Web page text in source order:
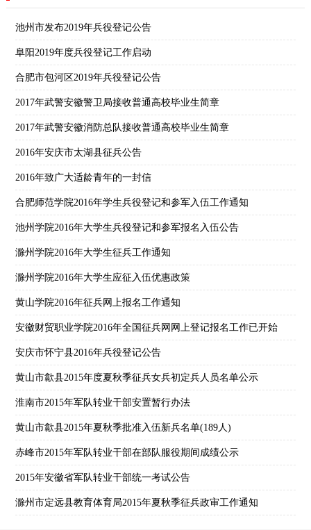
池州市发布2019年兵役登记公告
阜阳2019年度兵役登记工作启动
合肥市包河区2019年兵役登记公告
2017年武警安徽警卫局接收普通高校毕业生简章
2017年武警安徽消防总队接收普通高校毕业生简章
2016年安庆市太湖县征兵公告
2016年致广大适龄青年的一封信
合肥师范学院2016年学生兵役登记和参军入伍工作通知
池州学院2016年大学生兵役登记和参军报名入伍公告
滁州学院2016年大学生征兵工作通知
滁州学院2016年大学生应征入伍优惠政策
黄山学院2016年征兵网上报名工作通知
安徽财贸职业学院2016年全国征兵网网上登记报名工作已开始
安庆市怀宁县2016年兵役登记公告
黄山市歙县2015年度夏秋季征兵女兵初定兵人员名单公示
淮南市2015年军队转业干部安置暂行办法
黄山市歙县2015年夏秋季批准入伍新兵名单(189人)
赤峰市2015年军队转业干部在部队服役期间成绩公示
2015年安徽省军队转业干部统一考试公告
滁州市定远县教育体育局2015年夏秋季征兵政审工作通知